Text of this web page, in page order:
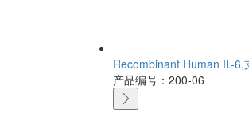
Recombinant Human IL-6,
产品编号：200-06